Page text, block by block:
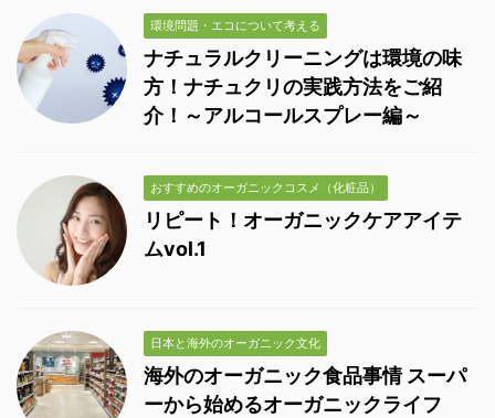
環境問題・エコについて考える
ナチュラルクリーニングは環境の味
方！ナチュクリの実践方法をご紹
介！～アルコールスプレー編～
おすすめのオーガニックコスメ（化粧品）
リピート！オーガニックケアアイテ
ムvol.1
日本と海外のオーガニック文化
海外のオーガニック食品事情 スーパ
ーから始めるオーガニックライフ